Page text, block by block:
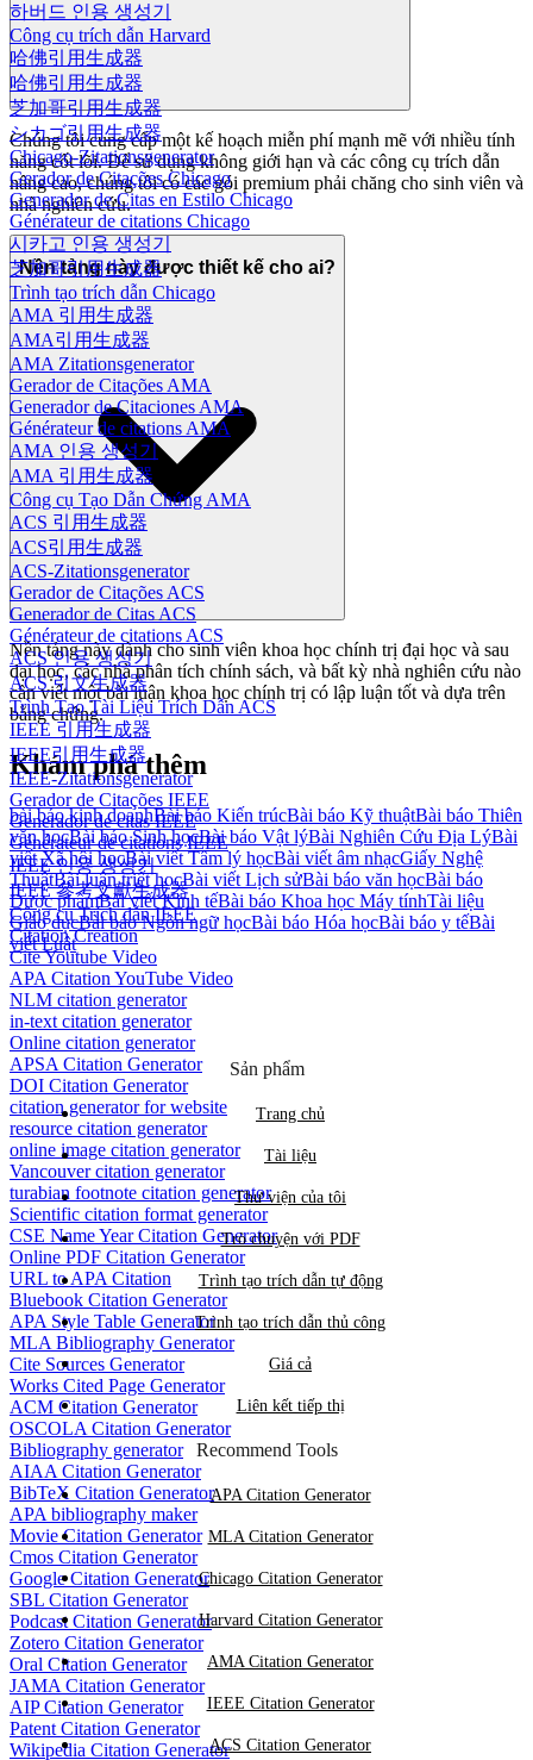
하버드 인용 생성기
Công cụ trích dẫn Harvard
哈佛引用生成器
哈佛引用生成器
芝加哥引用生成器
シカゴ引用生成器
Chicago-Zitationsgenerator
Gerador de Citações Chicago
Generador de Citas en Estilo Chicago
Générateur de citations Chicago
시카고 인용 생성기
芝加哥引用生成器
Trình tạo trích dẫn Chicago
AMA 引用生成器
AMA引用生成器
AMA Zitationsgenerator
Gerador de Citações AMA
Generador de Citaciones AMA
Générateur de citations AMA
AMA 인용 생성기
AMA 引用生成器
Công cụ Tạo Dẫn Chứng AMA
ACS 引用生成器
ACS引用生成器
ACS-Zitationsgenerator
Gerador de Citações ACS
Generador de Citas ACS
Générateur de citations ACS
ACS 인용 생성기
ACS 引文生成器
Trình Tạo Tài Liệu Trích Dẫn ACS
IEEE 引用生成器
IEEE引用生成器
IEEE-Zitationsgenerator
Gerador de Citações IEEE
Generador de citas IEEE
Générateur de citations IEEE
IEEE 인용 생성기
IEEE 參考文獻生成器
Công cụ Trích dẫn IEEE
Citation Creation
Cite Youtube Video
APA Citation YouTube Video
NLM citation generator
in-text citation generator
Online citation generator
APSA Citation Generator
DOI Citation Generator
citation generator for website
resource citation generator
online image citation generator
Vancouver citation generator
turabian footnote citation generator
Scientific citation format generator
CSE Name Year Citation Generator
Online PDF Citation Generator
URL to APA Citation
Bluebook Citation Generator
APA Style Table Generator
MLA Bibliography Generator
Cite Sources Generator
Works Cited Page Generator
ACM Citation Generator
OSCOLA Citation Generator
Bibliography generator
AIAA Citation Generator
BibTeX Citation Generator
APA bibliography maker
Movie Citation Generator
Cmos Citation Generator
Google Citation Generator
SBL Citation Generator
Podcast Citation Generator
Zotero Citation Generator
Oral Citation Generator
JAMA Citation Generator
AIP Citation Generator
Patent Citation Generator
Wikipedia Citation Generator
Chúng tôi cung cấp một kế hoạch miễn phí mạnh mẽ với nhiều tính
năng cốt lõi. Để sử dụng không giới hạn và các công cụ trích dẫn
nâng cao, chúng tôi có các gói premium phải chăng cho sinh viên và
nhà nghiên cứu.
Nền tảng này được thiết kế cho ai?
Nền tảng này dành cho sinh viên khoa học chính trị đại học và sau
đại học, các nhà phân tích chính sách, và bất kỳ nhà nghiên cứu nào
cần viết một bài luận khoa học chính trị có lập luận tốt và dựa trên
bằng chứng.
Khám phá thêm
bài báo kinh doanhBài báo Kiến trúcBài báo Kỹ thuậtBài báo Thiên
văn họcBài báo Sinh họcBài báo Vật lýBài Nghiên Cứu Địa LýBài
viết Xã hội họcBài viết Tâm lý họcBài viết âm nhạcGiấy Nghệ
ThuậtBài luận triết họcBài viết Lịch sửBài báo văn họcBài báo
Dược phẩmBài viết Kinh tếBài báo Khoa học Máy tínhTài liệu
Giáo dụcBài báo Ngôn ngữ họcBài báo Hóa họcBài báo y tếBài
viết Luật
Sản phẩm
Trang chủ
Tài liệu
Thư viện của tôi
Trò chuyện với PDF
Trình tạo trích dẫn tự động
Trình tạo trích dẫn thủ công
Giá cả
Liên kết tiếp thị
Recommend Tools
APA Citation Generator
MLA Citation Generator
Chicago Citation Generator
Harvard Citation Generator
AMA Citation Generator
IEEE Citation Generator
ACS Citation Generator